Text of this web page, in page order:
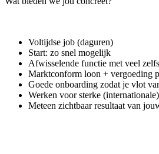
Voltijdse job (daguren)
Start: zo snel mogelijk
Afwisselende functie met veel
Marktconform loon + vergoeding
Goede onboarding zodat je vlot
Werken voor sterke
Meteen zichtbaar resultaat van